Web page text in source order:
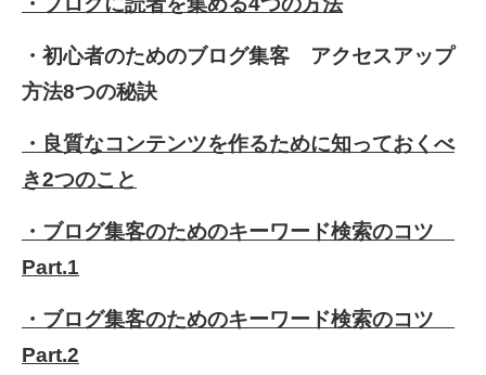
・初心者のためのブログ集客 アクセスアップ
方法8つの秘訣
・良質なコンテンツを作るために知っておくべ
き2つのこと
・ブログ集客のためのキーワード検索のコツ
Part.1
・ブログ集客のためのキーワード検索のコツ
Part.2